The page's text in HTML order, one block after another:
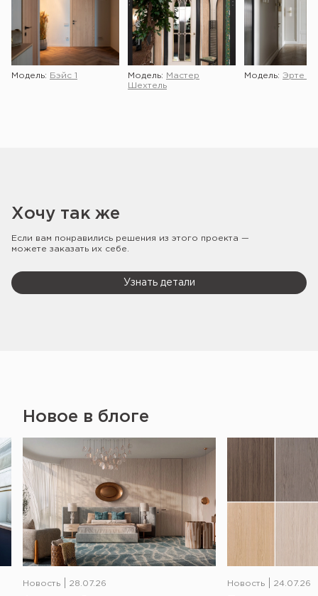
Модель: Бэйс 1 Модель:
Мастер
Шехтель
Модель: Эрте 2
Хочу так же
Если вам понравились решения из этого проекта —
можете заказать их себе.
Узнать детали
Новое в блоге
Новость 28.07.26 Новость 24.07.26